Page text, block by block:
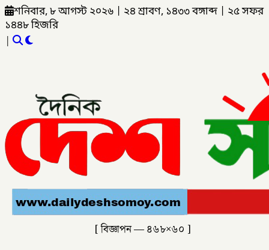
শনিবার, ৮ আগস্ট ২০২৬ ২৪ শ্রাবণ, ১৪৩৩ বঙ্গাব্দ
২৫ সফর
১৪৪৮ হিজরি
|
[ বিজ্ঞাপন — ৪৬৮×৬০ ]